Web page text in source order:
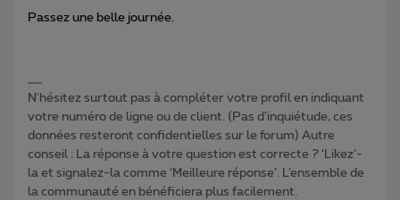
Passez une belle journée.
N'hésitez surtout pas à compléter votre profil en indiquant
votre numéro de ligne ou de client. (Pas d'inquiétude, ces
données resteront confidentielles sur le forum) Autre
conseil : La réponse à votre question est correcte ? ‘Likez’-
la et signalez-la comme ‘Meilleure réponse’. L’ensemble de
la communauté en bénéficiera plus facilement.